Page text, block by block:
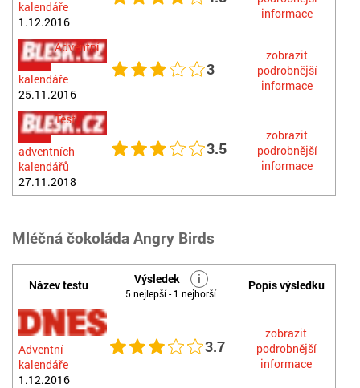
kalendáře
1.12.2016
informace
Adventní
kalendáře
25.11.2016
3
zobrazit
podrobnější
informace
Test
adventních
kalendářů
27.11.2018
3.5
zobrazit
podrobnější
informace
Mléčná čokoláda Angry Birds
Název testu Výsledek i
5 nejlepší - 1 nejhorší
Popis výsledku
Adventní
kalendáře
1.12.2016
3.7
zobrazit
podrobnější
informace